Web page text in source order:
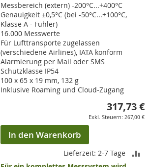
Messbereich (extern) -200°C...+400°C
Genauigkeit ±0,5°C (bei -50°C...+100°C,
Klasse A - Fühler)
16.000 Messwerte
Für Lufttransporte zugelassen
(verschiedene Airlines), IATA konform
Alarmierung per Mail oder SMS
Schutzklasse IP54
100 x 65 x 19 mm, 132 g
Inklusive Roaming und Cloud-Zugang
317,73 €
267,00 €
In den Warenkorb
Lieferzeit: 2-7 Tage